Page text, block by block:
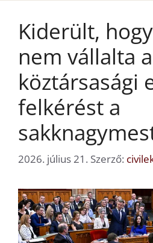
Kiderült,
nem vállalta a
köztársasági
felkérést a
2026. július 21. Szerző: